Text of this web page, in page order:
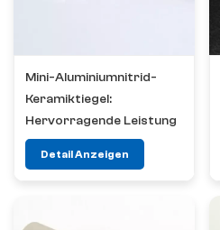
Mini-Aluminiumnitrid-
Keramiktiegel:
Hervorragende Leistung
und vielseitige
Anwendungen
Detail Anzeigen